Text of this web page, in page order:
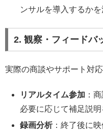
ンサルを導入するかを
2. 観察・フィードバ
実際の商談やサポート対
リアルタイム参加 ：
必要に応じて補足説明
録画分析：終了後に